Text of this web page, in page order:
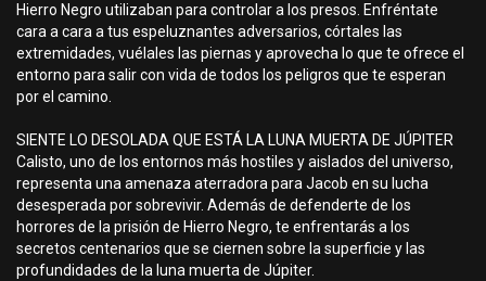
Hierro Negro utilizaban para controlar a los presos. Enfréntate
cara a cara a tus espeluznantes adversarios, córtales las
extremidades, vuélales las piernas y aprovecha lo que te ofrece el
entorno para salir con vida de todos los peligros que te esperan
por el camino.
SIENTE LO DESOLADA QUE ESTÁ LA LUNA MUERTA DE JÚPITER
Calisto, uno de los entornos más hostiles y aislados del universo,
representa una amenaza aterradora para Jacob en su lucha
desesperada por sobrevivir. Además de defenderte de los
horrores de la prisión de Hierro Negro, te enfrentarás a los
secretos centenarios que se ciernen sobre la superficie y las
profundidades de la luna muerta de Júpiter.